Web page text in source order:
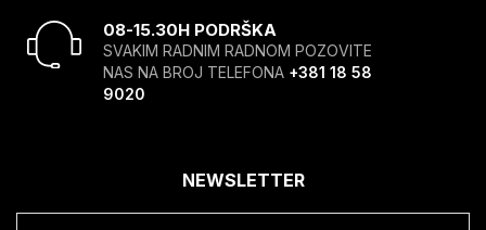
08-15.30H PODRŠKA
SVAKIM RADNIM RADNOM POZOVITE
NAS NA BROJ TELEFONA +381 18 58
9020
NEWSLETTER